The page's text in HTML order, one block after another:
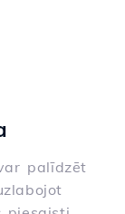
palīdzēt